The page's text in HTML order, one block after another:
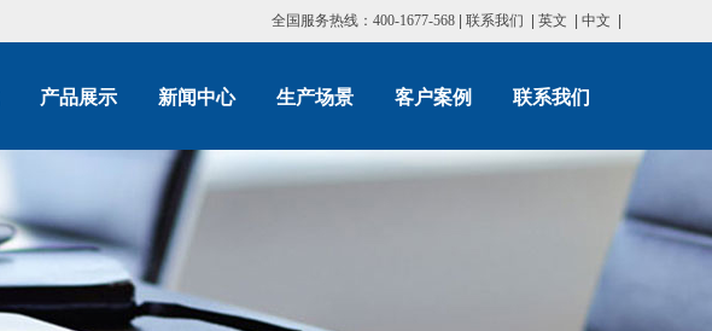
全国服务热线：400-1677-568 联系我们 英文 中文
产品展示 新闻中心 生产场景 客户案例 联系我们